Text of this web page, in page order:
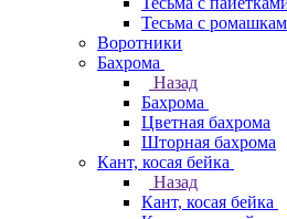
Тесьма с
Воротники
Бахрома
Назад
Бахрома
Цветная бахрома
Шторная бахрома
Кант, косая бейка
Назад
Кант, косая бейка